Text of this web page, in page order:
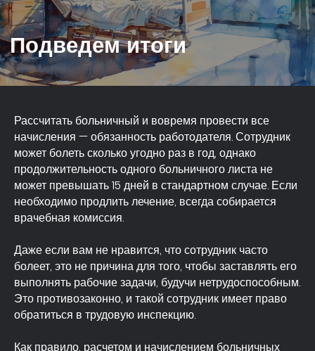
Рассчитать больничный и вовремя провести все
начисления — обязанность работодателя. Сотрудник
может болеть сколько угодно раз в год, однако
продолжительность одного больничного листа не
может превышать 15 дней в стандартном случае. Если
необходимо продлить лечение, всегда собирается
врачебная комиссия.
Даже если вам не нравится, что сотрудник часто
болеет, это не причина для того, чтобы заставлять его
выполнять рабочие задачи, будучи нетрудоспособным.
Это противозаконно, и такой сотрудник имеет право
обратиться в трудовую инспекцию.
Как правило, расчетом и начислением больничных